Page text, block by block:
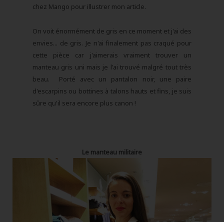
chez Mango pour illustrer mon article.
On voit énormément de gris en ce moment et j'ai des
envies... de gris. Je n'ai finalement pas craqué pour
cette pièce car j'aimerais vraiment trouver un
manteau gris uni mais je l'ai trouvé malgré tout très
beau. Porté avec un pantalon noir, une paire
d'escarpins ou bottines à talons hauts et fins, je suis
sûre qu'il sera encore plus canon !
Le manteau militaire